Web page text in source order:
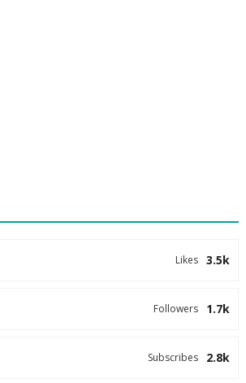
3.5k
Likes
1.7k
Followers
2.8k
Subscribes